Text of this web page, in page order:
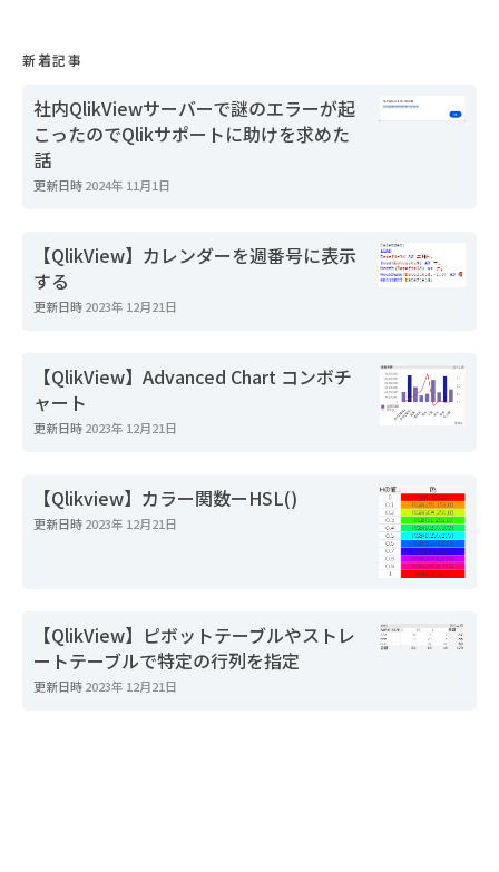
新着記事
社内QlikViewサーバーで謎のエラーが起
こったのでQlikサポートに助けを求めた
話
更新日時2024年 11月1日
【QlikView】カレンダーを週番号に表示
する
更新日時2023年 12月21日
【QlikView】Advanced Chart コンボチ
ャート
更新日時2023年 12月21日
【Qlikview】カラー関数ーHSL()
更新日時2023年 12月21日
【QlikView】ピボットテーブルやストレ
ートテーブルで特定の行列を指定
更新日時2023年 12月21日